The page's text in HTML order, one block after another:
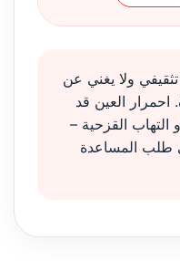
ولا يغني عن
احمرار العين قد
التهاب القزحية –
طلب المساعدة